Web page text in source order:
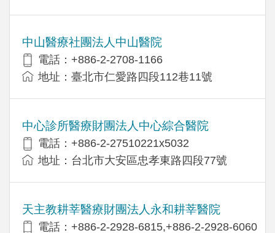
中山醫療社團法人中山醫院
電話：+886-2-2708-1166
地址：臺北市仁愛路四段112巷11號
中心診所醫療財團法人中心綜合醫院
電話：+886-2-27510221x5032
地址：台北市大安區忠孝東路四段77號
天主教耕莘醫療財團法人永和耕莘醫院
電話：+886-2-2928-6815,+886-2-2928-6060